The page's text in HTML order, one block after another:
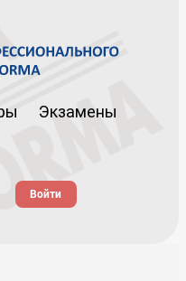
Экзамены
Войти